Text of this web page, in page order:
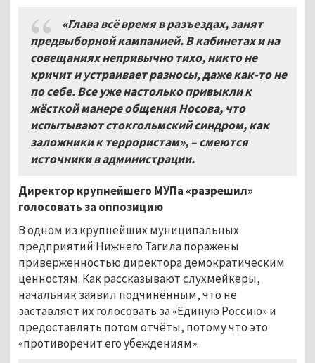
«Глава всё время в разъездах, занят
предвыборной кампанией. В кабинетах и на
совещаниях непривычно тихо, никто не
кричит и устраивает разносы, даже как-то не
по себе. Все уже настолько привыкли к
жёсткой манере общения Носова, что
испытывают стокгольмский синдром, как
заложники к террористам», – смеются
источники в администрации.
Директор крупнейшего МУПа «разрешил»
голосовать за оппозицию
В одном из крупнейших муниципальных
предприятий Нижнего Тагила поражены
приверженностью директора демократическим
ценностям. Как рассказывают слухмейкеры,
начальник заявил подчинённым, что не
заставляет их голосовать за «Единую Россию» и
предоставлять потом отчёты, потому что это
«противоречит его убеждениям».